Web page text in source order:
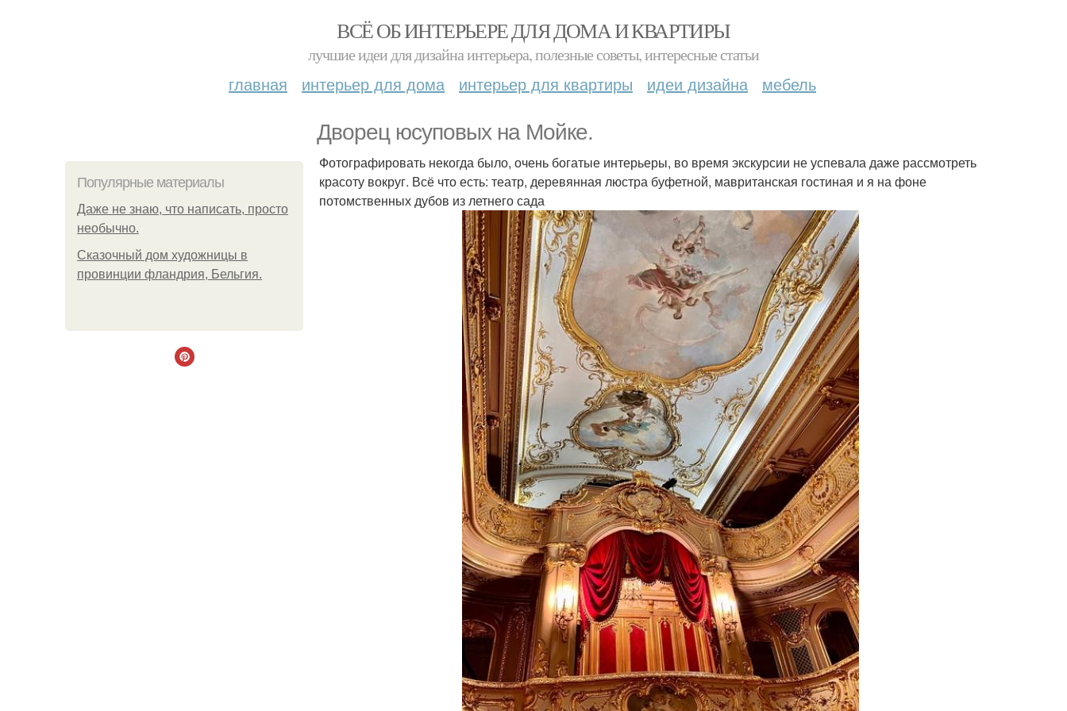
ВСЁ ОБ ИНТЕРЬЕРЕ ДЛЯ ДОМА И КВАРТИРЫ
лучшие идеи для дизайна интерьера, полезные советы, интересные статьи
главная интерьер для дома интерьер для квартиры идеи дизайна мебель
Дворец юсуповых на Мойке.
Популярные материалы
Даже не знаю, что написать, просто
необычно.
Сказочный дом художницы в
провинции фландрия, Бельгия.
Фотографировать некогда было, очень богатые интерьеры, во время экскурсии не успевала даже рассмотреть
красоту вокруг. Всё что есть: театр, деревянная люстра буфетной, мавританская гостиная и я на фоне
потомственных дубов из летнего сада